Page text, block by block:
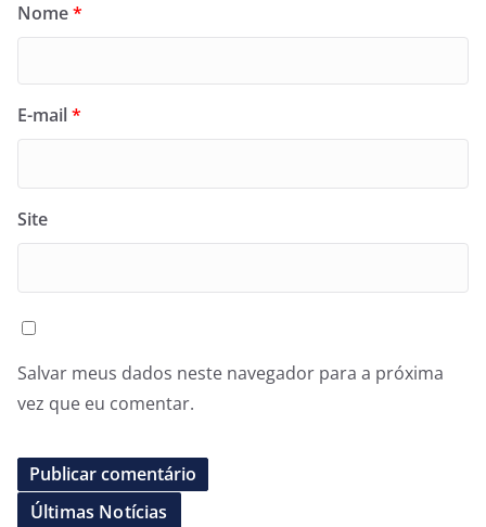
Nome*
E-mail*
Site
Salvar meus dados neste navegador para a próxima
vez que eu comentar.
Últimas Notícias